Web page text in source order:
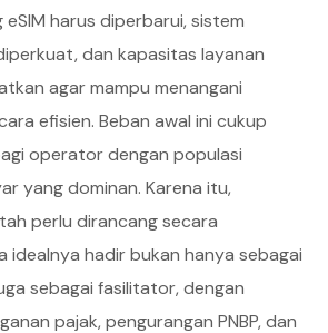
harus diperbarui, sistem
dan kapasitas layanan
agar mampu menangani
efisien. Beban awal ini cukup
operator dengan populasi
yang dominan. Karena itu,
perlu dirancang secara
idealnya hadir bukan hanya sebagai
sebagai fasilitator, dengan
pajak, pengurangan PNBP, dan